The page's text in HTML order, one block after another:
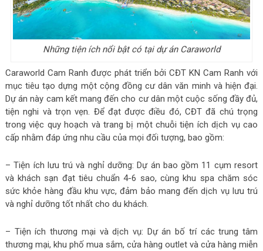
Những tiện ích nổi bật có tại dự án Caraworld
Caraworld Cam Ranh được phát triển bởi CĐT KN Cam Ranh với
mục tiêu tạo dựng một cộng đồng cư dân văn minh và hiện đại.
Dự án này cam kết mang đến cho cư dân một cuộc sống đầy đủ,
tiện nghi và trọn vẹn. Để đạt được điều đó, CĐT đã chú trọng
trong việc quy hoạch và trang bị một chuỗi tiện ích dịch vụ cao
cấp nhằm đáp ứng nhu cầu của mọi đối tượng, bao gồm:
– Tiện ích lưu trú và nghỉ dưỡng: Dự án bao gồm 11 cụm resort
và khách sạn đạt tiêu chuẩn 4-6 sao, cùng khu spa chăm sóc
sức khỏe hàng đầu khu vực, đảm bảo mang đến dịch vụ lưu trú
và nghỉ dưỡng tốt nhất cho du khách.
– Tiện ích thương mại và dịch vụ: Dự án bố trí các trung tâm
thương mại, khu phố mua sắm, cửa hàng outlet và cửa hàng miễn